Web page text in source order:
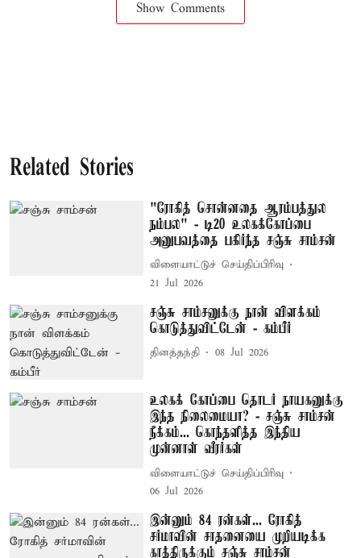
Show Comments
Related Stories
"ரோகித் சொன்னதை ஆரம்பத்துல
நம்பல" - டி20 உலகக்கோப்பை
அனுபவத்தை பகிர்ந்த சஞ்சு சாம்சன்
விளையாட்டுச் செய்திப்பிரிவு
21 Jul 2026
சஞ்சு சாம்சனுக்கு நான் விளக்கம்
கொடுத்துவிட்டேன் - கம்பீர்
தினத்தந்தி 08 Jul 2026
உலகக் கோப்பை தொடர் நாயகனுக்கு
இந்த நிலைமையா? - சஞ்சு சாம்சன்
நீக்கம்... கொந்தளித்த இந்திய
முன்னாள் வீரர்கள்
விளையாட்டுச் செய்திப்பிரிவு
06 Jul 2026
இன்னும் 84 ரன்கள்... ரோகித்
சர்மாவின் சாதனையை முறியடிக்க
காத்திருக்கும் சஞ்சு சாம்சன்